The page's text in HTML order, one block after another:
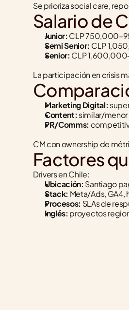
Se prioriza social care,
Salario de
Junior: CLP
Semi Senior: CLP
Senior: CLP
La participación en crisis
Marketing Digital:
Content: similar/menor
PR/Comms:
CM con ownership de
Factores
Drivers en Chile:
Ubicación: Santiago
Stack: Meta/Ads, GA4,
Procesos: SLAs de
Inglés: proyectos